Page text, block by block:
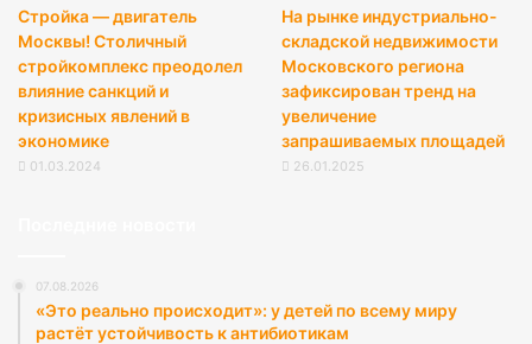
Стройка — двигатель
Москвы! Столичный
стройкомплекс преодолел
влияние санкций и
кризисных явлений в
экономике
01.03.2024
На рынке индустриально-
складской недвижимости
Московского региона
зафиксирован тренд на
увеличение
запрашиваемых площадей
26.01.2025
07.08.2026
«Это реально происходит»: у детей по всему миру
растёт устойчивость к антибиотикам